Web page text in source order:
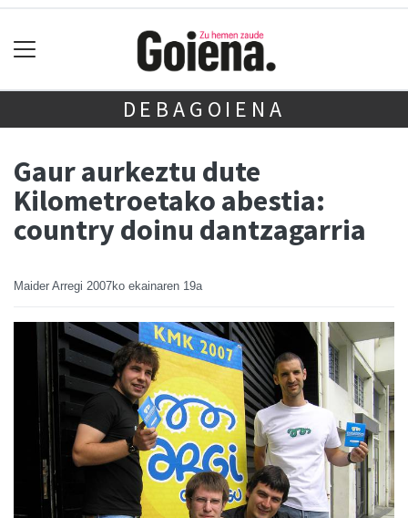
DEBAGOIENA
Gaur aurkeztu dute
Kilometroetako abestia:
country doinu dantzagarria
Maider Arregi 2007ko ekainaren 19a